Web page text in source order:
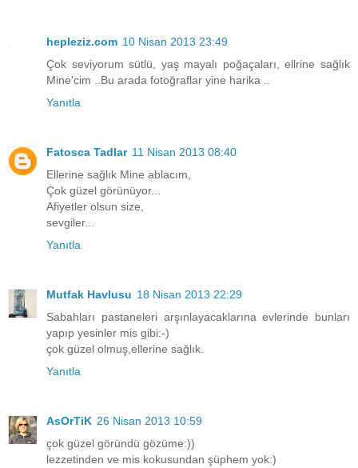
hepleziz.com 10 Nisan 2013 23:49
Çok seviyorum sütlü, yaş mayalı poğaçaları, ellrine sağlık
Mine'cim ..Bu arada fotoğraflar yine harika ..
Yanıtla
Fatosca Tadlar 11 Nisan 2013 08:40
Ellerine sağlık Mine ablacım,
Çok güzel görünüyor...
Afiyetler olsun size,
sevgiler...
Yanıtla
Mutfak Havlusu 18 Nisan 2013 22:29
Sabahları pastaneleri arşınlayacaklarına evlerinde bunları
yapıp yesinler mis gibi:-)
çok güzel olmuş,ellerine sağlık.
Yanıtla
AsOrTiK 26 Nisan 2013 10:59
çok güzel göründü gözüme:))
lezzetinden ve mis kokusundan şüphem yok:)